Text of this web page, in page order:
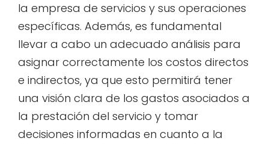
la empresa de servicios y sus operaciones
específicas. Además, es fundamental
llevar a cabo un adecuado análisis para
asignar correctamente los costos directos
e indirectos, ya que esto permitirá tener
una visión clara de los gastos asociados a
la prestación del servicio y tomar
decisiones informadas en cuanto a la